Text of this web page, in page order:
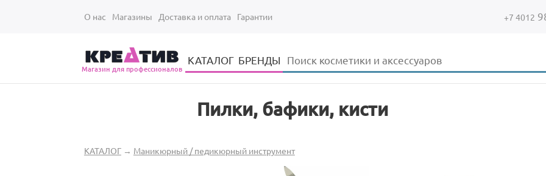
О нас Магазины Доставка и оплата Гарантии +7 4012
Магазин для профессионалов
КАТАЛОГ БРЕНДЫ Форма поиска
Поиск
Пилки, бафики, кисти
Вы здесь
КАТАЛОГ→ Маникюрный / педикюрный инструмент